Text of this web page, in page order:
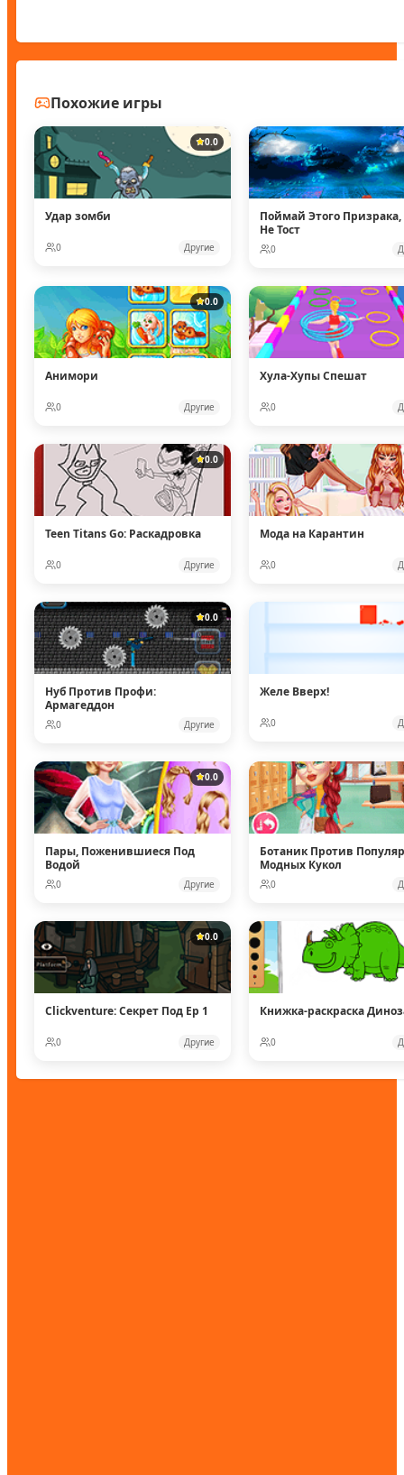
Похожие игры
0.0
Удар зомби
0 Другие
Поймай Этого Призрака,
Не Тост
0
0.0
Анимори
0 Другие
Хула-Хупы Спешат
0
0.0
Teen Titans Go: Раскадровка
0 Другие
Мода на Карантин
0
0.0
Нуб Против Профи:
Армагеддон
0 Другие
Желе Вверх!
0
0.0
Пары, Поженившиеся Под
Водой
0 Другие
Ботаник Против
Модных Кукол
0
0.0
Clickventure: Секрет Под Ep 1
0 Другие
Книжка-раскраска
0